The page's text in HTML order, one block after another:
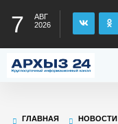
7
АВГ
2026
ГЛАВНАЯ
НОВОСТИ